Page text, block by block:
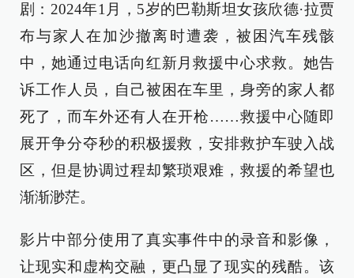
剧：2024年1月，5岁的巴勒斯坦女孩欣德·拉贾
布与家人在加沙撤离时遭袭，被困汽车残骸
中，她通过电话向红新月救援中心求救。她告
诉工作人员，自己被困在车里，身旁的家人都
死了，而车外还有人在开枪……救援中心随即
展开争分夺秒的积极援救，安排救护车驶入战
区，但是协调过程却繁琐艰难，救援的希望也
渐渐渺茫。
影片中部分使用了真实事件中的录音和影像，
让现实和虚构交融，更凸显了现实的残酷。该